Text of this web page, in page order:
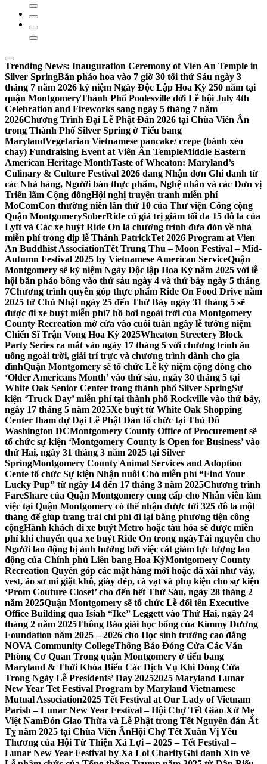
Trending News: Inauguration Ceremony of Vien An Temple in
Silver SpringBắn pháo hoa vào 7 giờ 30 tối thứ Sáu ngày 3
tháng 7 năm 2026 kỷ niệm Ngày Độc Lập Hoa Kỳ 250 năm tại
quận MontgomeryThành Phố Poolesville dời Lễ hội July 4th
Celebration and Fireworks sang ngày 5 tháng 7 năm
2026Chương Trình Đại Lễ Phật Đản 2026 tại Chùa Viên Ân
trong Thành Phố Silver Spring ở Tiểu bang
MarylandVegetarian Vietnamese pancake/ crepe (bánh xèo
chay) Fundraising Event at Viên Ân TempleMiddle Eastern
American Heritage MonthTaste of Wheaton: Maryland’s
Culinary & Culture Festival 2026 đang Nhận đơn Ghi danh từ
các Nhà hàng, Người bán thực phẩm, Nghệ nhân và các Đơn vị
Triển lãm Cộng đồngHội nghị truyện tranh miễn phí
MoComCon thường niên lần thứ 10 của Thư viện Công cộng
Quận MontgomerySoberRide có giá trị giảm tối đa 15 đô la của
Lyft và Các xe buýt Ride On là chương trình đưa đón về nhà
miễn phí trong dịp lễ Thánh PatrickTet 2026 Program at Vien
An Buddhist AssociationTết Trung Thu – Moon Festival – Mid-
Autumn Festival 2025 by Vietnamese American ServiceQuận
Montgomery sẽ kỷ niệm Ngày Độc lập Hoa Kỳ năm 2025 với lễ
hội bắn pháo bông vào thứ sáu ngày 4 và thứ bảy ngày 5 tháng
7Chương trình quyên góp thực phẩm Ride On Food Drive năm
2025 từ Chủ Nhật ngày 25 đến Thứ Bảy ngày 31 tháng 5 sẽ
được đi xe buýt miễn phí7 hồ bơi ngoài trời của Montgomery
County Recreation mở cửa vào cuối tuần ngày lễ tưởng niệm
Chiến Sĩ Trận Vong Hoa Kỳ 2025Wheaton Streetery Block
Party Series ra mắt vào ngày 17 tháng 5 với chương trình ăn
uống ngoài trời, giải trí trực và chương trình dành cho gia
đìnhQuận Montgomery sẽ tổ chức Lễ kỷ niệm cộng đồng cho
‘Older Americans Month’ vào thứ sáu, ngày 30 tháng 5 tại
White Oak Senior Center trong thành phố Silver SpringSự
kiện ‘Truck Day’ miễn phí tại thành phố Rockville vào thứ bảy,
ngày 17 tháng 5 năm 2025Xe buýt từ White Oak Shopping
Center tham dự Đại Lễ Phật Đản tổ chức tại Thủ Đô
Washington DCMontgomery County Office of Procurement sẽ
tổ chức sự kiện ‘Montgomery County is Open for Business’ vào
thứ Hai, ngày 31 tháng 3 năm 2025 tại Silver
SpringMontgomery County Animal Services and Adoption
Cente tổ chức Sự kiện Nhận nuôi Chó miễn phí “Find Your
Lucky Pup” từ ngày 14 đến 17 tháng 3 năm 2025Chương trình
FareShare của Quận Montgomery cung cấp cho Nhân viên làm
việc tại Quận Montgomery có thể nhận được tới 325 đô la một
tháng để giúp trang trải chi phí đi lại bằng phương tiện công
cộngHành khách đi xe buýt Metro hoặc tàu hỏa sẽ được miễn
phí khi chuyển qua xe buýt Ride On trong ngàyTài nguyên cho
Người lao động bị ảnh hưởng bởi việc cắt giảm lực lượng lao
động của Chính phủ Liên bang Hoa KỳMontgomery County
Recreation Quyên góp các mặt hàng mới hoặc đã xài như váy,
vest, áo sơ mi giặt khô, giày dép, cà vạt và phụ kiện cho sự kiện
‘Prom Couture Closet’ cho đến hết Thứ Sáu, ngày 28 tháng 2
năm 2025Quận Montgomery sẽ tổ chức Lễ đổi tên Executive
Office Building qua Isiah “Ike” Leggett vào Thứ Hai, ngày 24
tháng 2 năm 2025Thông Báo giải học bổng của Kimmy Dương
Foundation năm 2025 – 2026 cho Học sinh trường cao đẳng
NOVA Community CollegeThông Báo Đóng Cửa Các Văn
Phòng Cơ Quan Trong quận Montgomery ở tiểu bang
Maryland & Thời Khóa Biểu Các Dịch Vụ Khi Đóng Cửa
Trong Ngày Lễ Presidents’ Day 20252025 Maryland Lunar
New Year Tet Festival Program by Maryland Vietnamese
Mutual Association2025 Tết Festival at Our Lady of Vietnam
Parish – Lunar New Year Festival – Hội Chợ Tết Giáo Xứ Mẹ
Việt NamĐón Giao Thừa và Lễ Phật trong Tết Nguyên đán Ất
Tỵ năm 2025 tại Chùa Viên ÂnHội Chợ Tết Xuân Vị Yêu
Thương của Hội Từ Thiện Xá Lợi – 2025 – Tết Festival –
Lunar New Year Festival by Xa Loi CharityGhi danh Xin vé